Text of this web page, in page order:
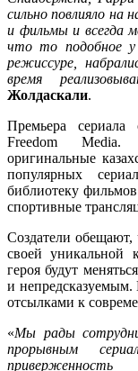
сильно повлияло на
и фильмы и всегда
что то подобное
режиссуре,
время
Жолдаскали.
Премьера сериала
Freedom Media.
оригинальные
популярных
библиотеку
спортивные
Создатели обещают,
своей уникальной
героя будут
и непредсказуемым.
отсылками к
«Мы рады
прорывным